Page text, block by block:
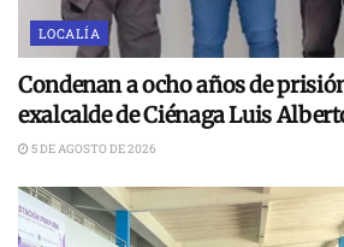
LOCALÍA
Condenan a ocho años de
exalcalde de Ciénaga Luis
5 DE AGOSTO DE 2026